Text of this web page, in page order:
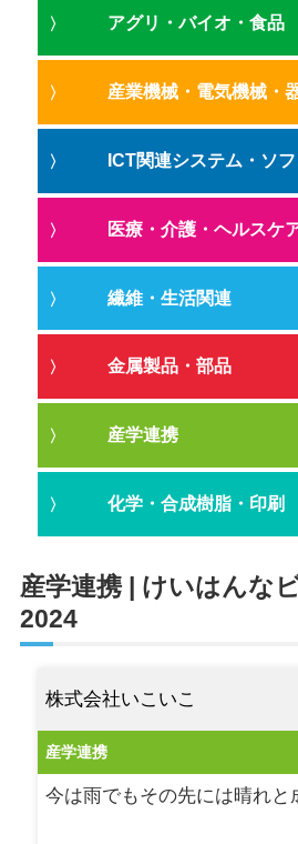
アグリ・バイオ・食品
産業機械・電気機械・
ICT関連システム・ソ
医療・介護・ヘルスケ
繊維・生活関連
金属製品・部品
産学連携
化学・合成樹脂・印刷
産学連携 | けいはんな
2024
株式会社いこいこ
産学連携
今は雨でもその先には晴れと